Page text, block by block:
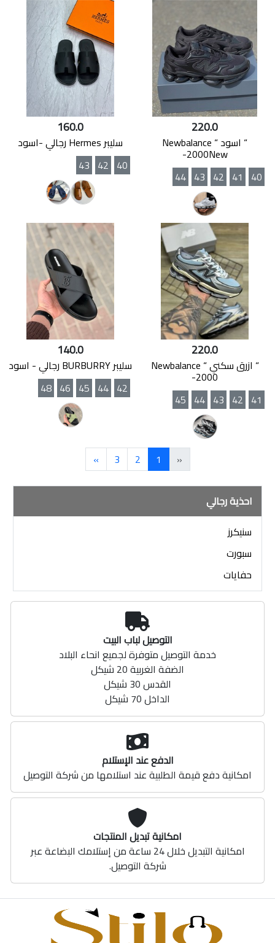
220.0
“ اسود “ Newbalance
-2000New
40
41
42
43
44
160.0
سليبر Hermes رجالي -اسود
40
42
43
220.0
“ ازرق سكني “ Newbalance
-2000
41
42
43
44
45
140.0
سليبر BURBURRY رجالي - اسود
42
44
45
46
48
«
1
2
3
»
احذية رجالي
سنيكرز
سبورت
حفايات
التوصيل لباب البيت
خدمة التوصيل متوفرة لجميع انحاء البلاد
الضفة الغربية 20 شيكل
القدس 30 شيكل
الداخل 70 شيكل
الدفع عند الإستلام
امكانية دفع قيمة الطلبية عند استلامها من شركة التوصيل
امكانية تبديل المنتجات
امكانية التبديل خلال 24 ساعة من إستلامك البضاعة عبر
شركة التوصيل.